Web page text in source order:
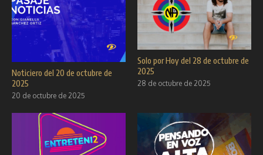
Noticiero del 20 de octubre de
2025
20 de octubre de 2025
Solo por Hoy del 28 de octubre de
2025
28 de octubre de 2025